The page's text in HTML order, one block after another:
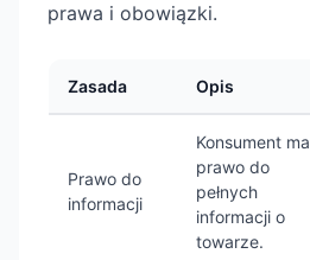
prawa i obowiązki.
Zasada Opis
Prawo do
informacji
Konsument ma
prawo do
pełnych
informacji o
towarze.